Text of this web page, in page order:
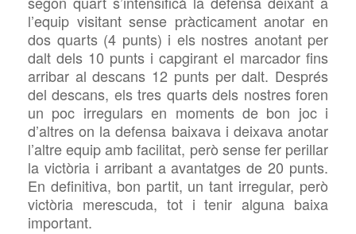
l’equip visitant sense pràcticament anotar en
dos quarts (4 punts) i els nostres anotant per
dalt dels 10 punts i capgirant el marcador fins
arribar al descans 12 punts per dalt. Després
del descans, els tres quarts dels nostres foren
un poc irregulars en moments de bon joc i
d’altres on la defensa baixava i deixava anotar
l’altre equip amb facilitat, però sense fer perillar
la victòria i arribant a avantatges de 20 punts.
En definitiva, bon partit, un tant irregular, però
victòria merescuda, tot i tenir alguna baixa
important.